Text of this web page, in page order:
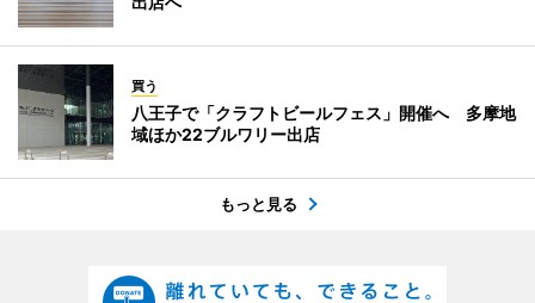
買う
八王子で「クラフトビールフェス」開催へ 多摩地
域ほか22ブルワリー出店
もっと見る